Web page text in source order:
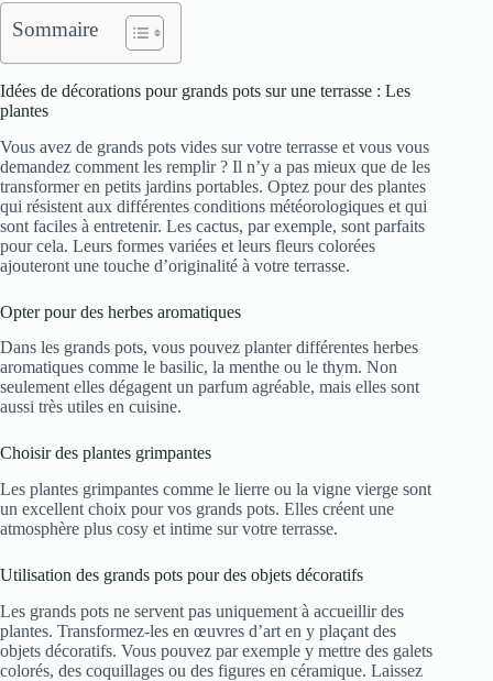
Sommaire
Idées de décorations pour grands pots sur une terrasse : Les
plantes
Vous avez de grands pots vides sur votre terrasse et vous vous
demandez comment les remplir ? Il n’y a pas mieux que de les
transformer en petits jardins portables. Optez pour des plantes
qui résistent aux différentes conditions météorologiques et qui
sont faciles à entretenir. Les cactus, par exemple, sont parfaits
pour cela. Leurs formes variées et leurs fleurs colorées
ajouteront une touche d’originalité à votre terrasse.
Opter pour des herbes aromatiques
Dans les grands pots, vous pouvez planter différentes herbes
aromatiques comme le basilic, la menthe ou le thym. Non
seulement elles dégagent un parfum agréable, mais elles sont
aussi très utiles en cuisine.
Choisir des plantes grimpantes
Les plantes grimpantes comme le lierre ou la vigne vierge sont
un excellent choix pour vos grands pots. Elles créent une
atmosphère plus cosy et intime sur votre terrasse.
Utilisation des grands pots pour des objets décoratifs
Les grands pots ne servent pas uniquement à accueillir des
plantes. Transformez-les en œuvres d’art en y plaçant des
objets décoratifs. Vous pouvez par exemple y mettre des galets
colorés, des coquillages ou des figures en céramique. Laissez